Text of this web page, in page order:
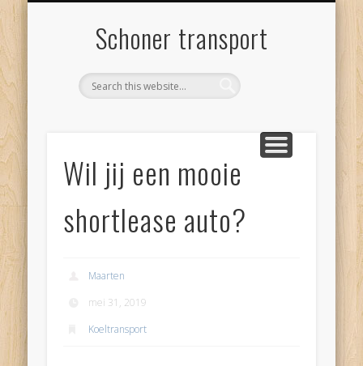
Schoner transport
Wil jij een mooie
shortlease auto?
Maarten
mei 31, 2019
Koeltransport